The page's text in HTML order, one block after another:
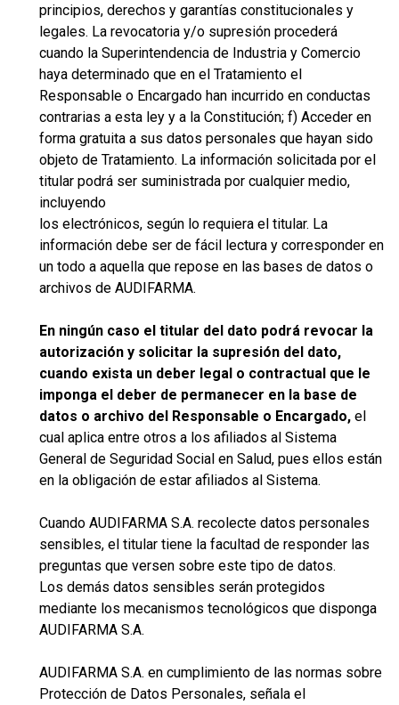
principios, derechos y garantías constitucionales y
legales. La revocatoria y/o supresión procederá
cuando la Superintendencia de Industria y Comercio
haya determinado que en el Tratamiento el
Responsable o Encargado han incurrido en conductas
contrarias a esta ley y a la Constitución; f) Acceder en
forma gratuita a sus datos personales que hayan sido
objeto de Tratamiento. La información solicitada por el
titular podrá ser suministrada por cualquier medio,
incluyendo
los electrónicos, según lo requiera el titular. La
información debe ser de fácil lectura y corresponder en
un todo a aquella que repose en las bases de datos o
archivos de AUDIFARMA.
En ningún caso el titular del dato podrá revocar la
autorización y solicitar la supresión del dato,
cuando exista un deber legal o contractual que le
imponga el deber de permanecer en la base de
datos o archivo del Responsable o Encargado, el
cual aplica entre otros a los afiliados al Sistema
General de Seguridad Social en Salud, pues ellos están
en la obligación de estar afiliados al Sistema.
Cuando AUDIFARMA S.A. recolecte datos personales
sensibles, el titular tiene la facultad de responder las
preguntas que versen sobre este tipo de datos.
Los demás datos sensibles serán protegidos
mediante los mecanismos tecnológicos que disponga
AUDIFARMA S.A.
AUDIFARMA S.A. en cumplimiento de las normas sobre
Protección de Datos Personales, señala el